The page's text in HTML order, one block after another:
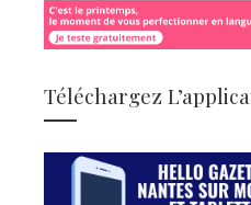
Téléchargez